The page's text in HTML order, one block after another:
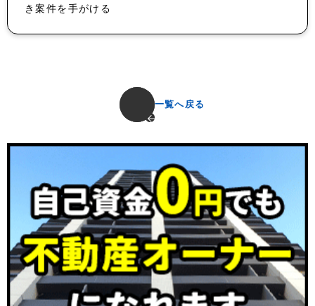
き案件を手がける
一覧へ戻る